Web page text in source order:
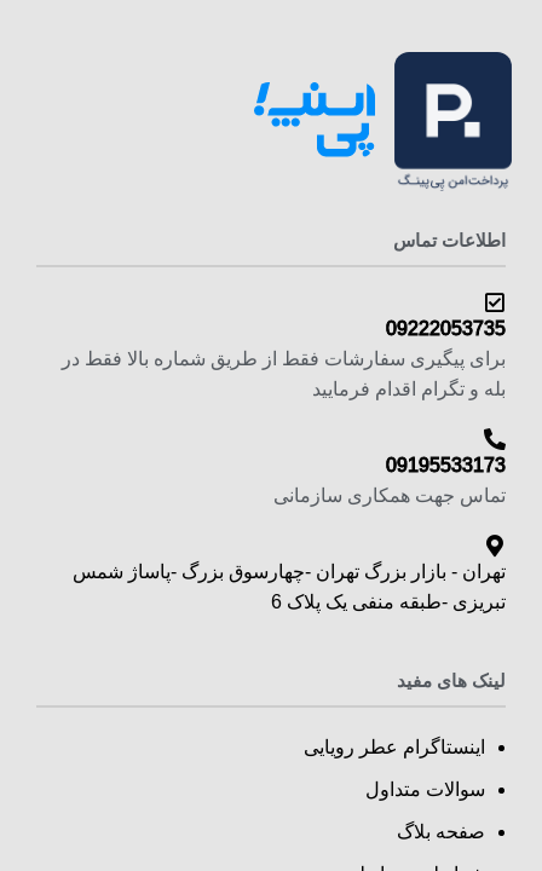
اطلاعات تماس
09222053735
برای پیگیری سفارشات فقط از طریق شماره بالا فقط در
بله و تگرام اقدام فرمایید
09195533173
تماس جهت همکاری سازمانی
تهران - بازار بزرگ تهران -چهارسوق بزرگ -پاساژ شمس
تبریزی -طبقه منفی یک پلاک 6
لینک های مفید
اینستاگرام عطر رویایی
سوالات متداول
صفحه بلاگ